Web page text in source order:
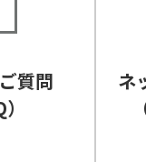
質問
ネ